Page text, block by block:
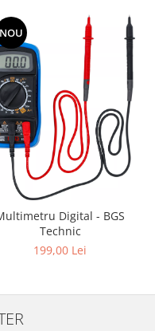
NOU
Digital - BGS
Technic
199,00 Lei